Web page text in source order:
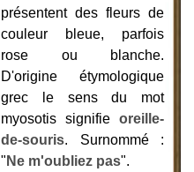
présentent des fleurs de
couleur bleue, parfois
rose ou blanche.
D'origine étymologique
grec le sens du mot
myosotis signifieoreille-
de-souris. Surnommé :
" Ne m'oubliez pas".